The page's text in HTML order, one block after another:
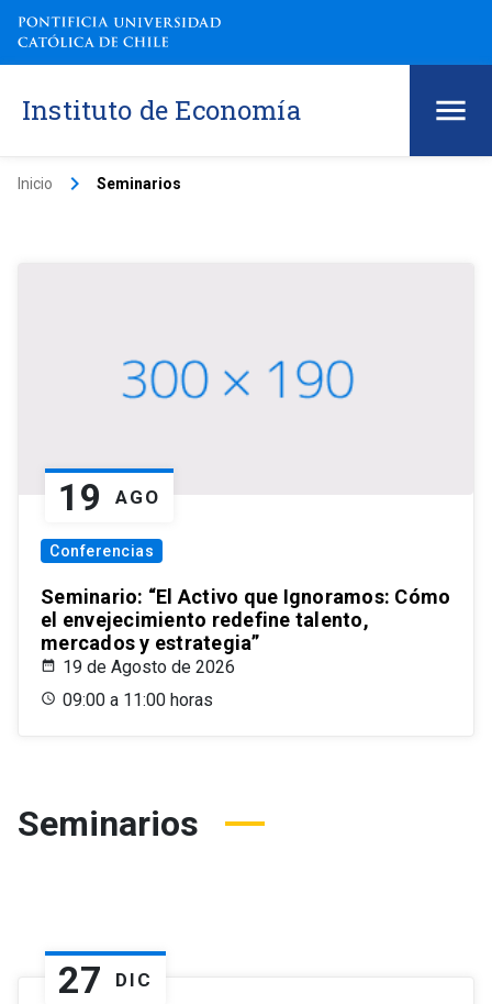
Instituto de Economía
Inicio keyboard_arrow_right Seminarios
19 AGO
Conferencias
Seminario: “El Activo que Ignoramos: Cómo
el envejecimiento redefine talento,
mercados y estrategia”
19 de Agosto de 2026
09:00 a 11:00 horas
Seminarios
27 DIC